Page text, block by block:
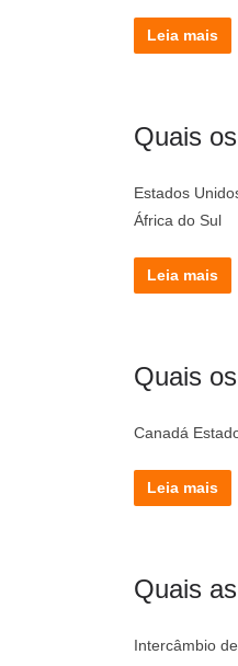
Leia mais
Quais
Estados
África do Sul
Leia mais
Quais
Canadá
Leia mais
Quais
Intercâmbio